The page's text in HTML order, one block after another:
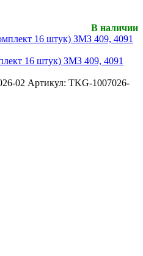
В наличии
16 штук) ЗМЗ 409, 4091
02 Артикул: TKG-1007026-